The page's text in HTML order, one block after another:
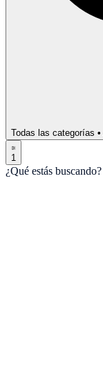
Todas las categorías •
1
¿Qué estás buscando?